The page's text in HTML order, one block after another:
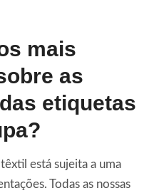
mais
as
etiquetas
está sujeita a uma
Todas as nossas